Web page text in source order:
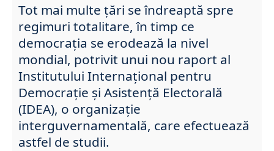
Tot mai multe țări se îndreaptă spre
regimuri totalitare, în timp ce
democrația se erodează la nivel
mondial, potrivit unui nou raport al
Institutului Internațional pentru
Democrație și Asistență Electorală
(IDEA), o organizație
interguvernamentală, care efectuează
astfel de studii.